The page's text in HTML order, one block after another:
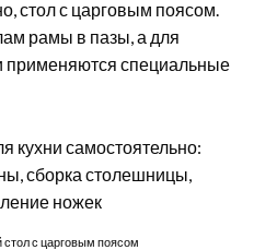
стол с царговым поясом.
рамы в пазы, а для
применяются специальные
стол с царговым поясом